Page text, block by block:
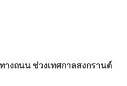
างถนน ช่วงเทศกาลสงกรานต์